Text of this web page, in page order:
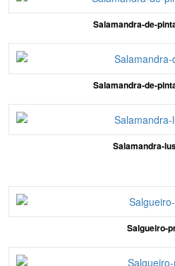
Salamandra-de-
Salamandra-de-
Salamandra-
Salgueiro-